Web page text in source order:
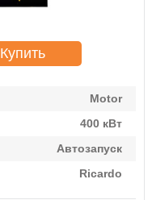
Купить
Motor
400 кВт
Автозапуск
Ricardo